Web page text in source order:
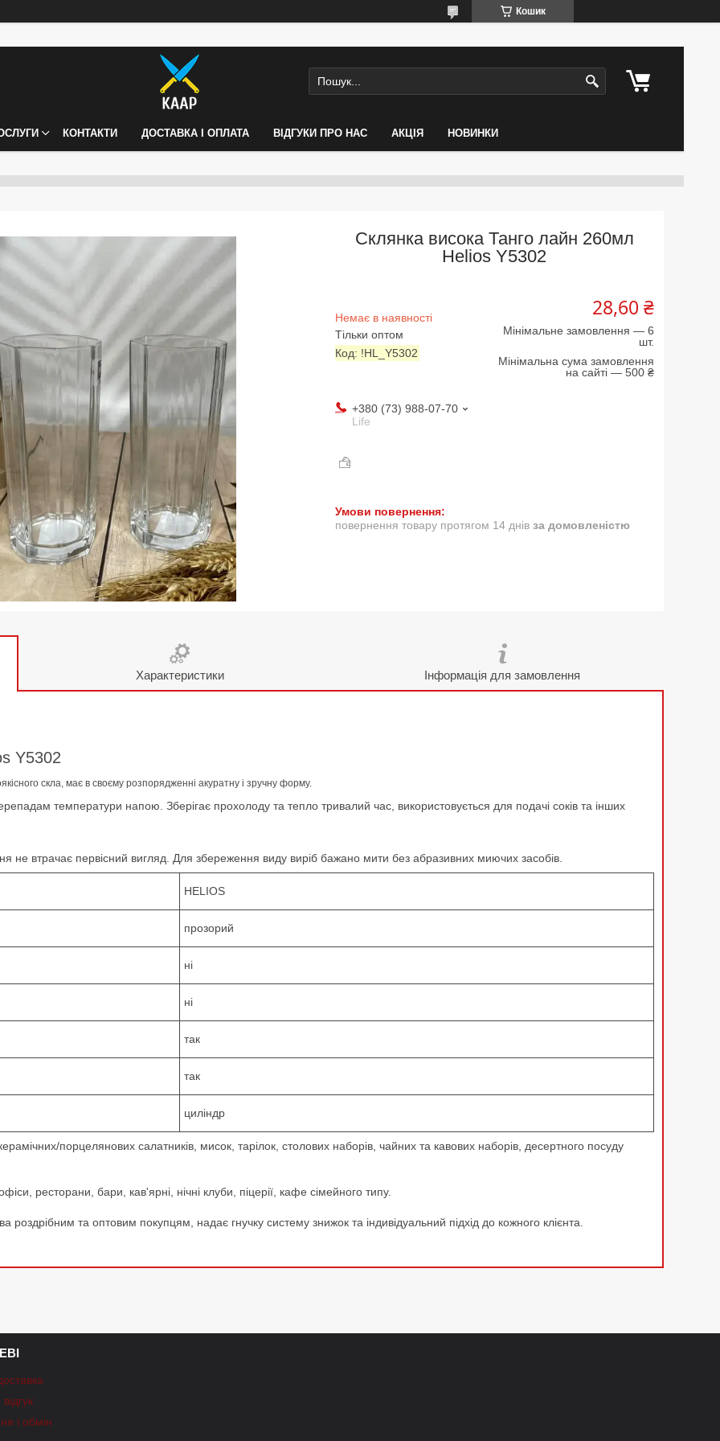
Кошик
КОНТАКТИ ДОСТАВКА І ОПЛАТА ВІДГУКИ ПРО НАС АКЦІЯ НОВИНКИ
Склянка висока Танго лайн 260мл
Helios Y5302
Немає в наявності
Тільки оптом
Код: !HL_Y5302
28,60 ₴
Мінімальне замовлення — 6
шт.
Мінімальна сума замовлення
на сайті — 500 ₴
+380 (73) 988-07-70
Life
повернення товару протягом 14 днів за домовленістю
Характеристики Інформація для замовлення
Y5302
скла, має в своєму розпорядженні акуратну і зручну форму.
температури напою. Зберігає прохолоду та тепло тривалий час, використовується для подачі соків та інших
не втрачає первісний вигляд. Для збереження виду виріб бажано мити без абразивних миючих засобів.
HELIOS
прозорий
ні
ні
так
так
циліндр
порцелянових салатників, мисок, тарілок, столових наборів, чайних та кавових наборів, десертного посуду
ресторани, бари, кав'ярні, нічні клуби, піцерії, кафе сімейного типу.
роздрібним та оптовим покупцям, надає гнучку систему знижок та індивідуальний підхід до кожного клієнта.
і обмін